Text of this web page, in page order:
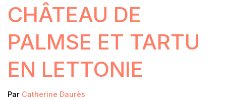
CHÂTEAU DE
PALMSE ET TARTU
EN LETTONIE
Par Catherine Daurès